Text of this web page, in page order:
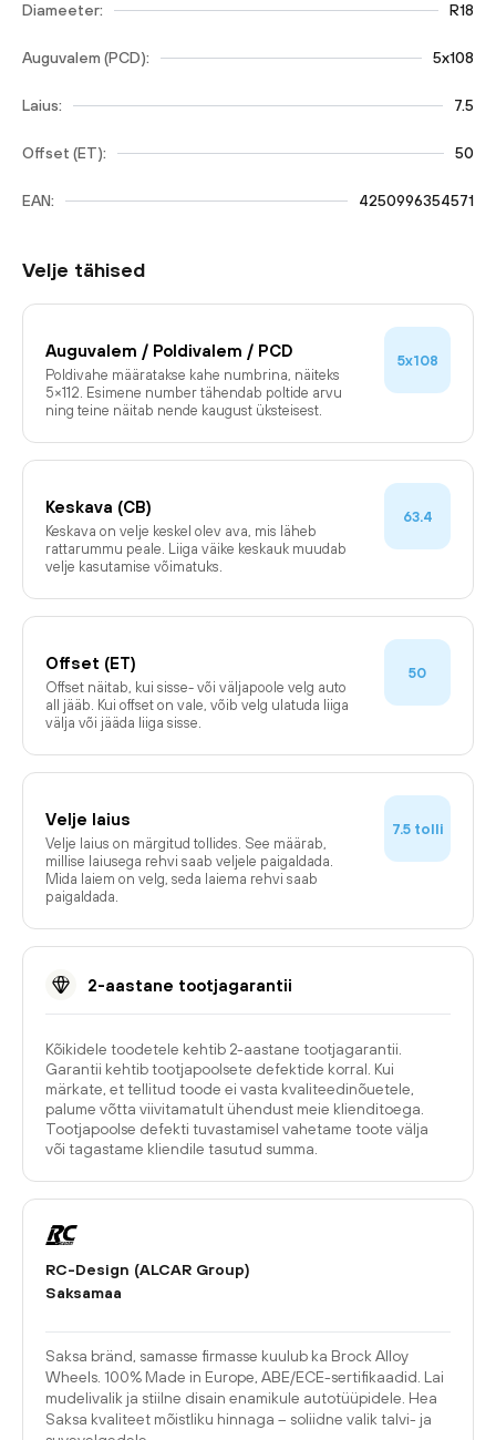
Diameeter: R18
Auguvalem (PCD): 5x108
Laius: 7.5
Offset (ET): 50
EAN: 4250996354571
Velje tähised
Auguvalem / Poldivalem / PCD
Poldivahe määratakse kahe numbrina, näiteks
5×112. Esimene number tähendab poltide arvu
ning teine näitab nende kaugust üksteisest.
5x108
Keskava (CB)
Keskava on velje keskel olev ava, mis läheb
rattarummu peale. Liiga väike keskauk muudab
velje kasutamise võimatuks.
63.4
Offset (ET)
Offset näitab, kui sisse- või väljapoole velg auto
all jääb. Kui offset on vale, võib velg ulatuda liiga
välja või jääda liiga sisse.
50
Velje laius
Velje laius on märgitud tollides. See määrab,
millise laiusega rehvi saab veljele paigaldada.
Mida laiem on velg, seda laiema rehvi saab
paigaldada.
7.5 tolli
2-aastane tootjagarantii
Kõikidele toodetele kehtib 2-aastane tootjagarantii.
Garantii kehtib tootjapoolsete defektide korral. Kui
märkate, et tellitud toode ei vasta kvaliteedinõuetele,
palume võtta viivitamatult ühendust meie klienditoega.
Tootjapoolse defekti tuvastamisel vahetame toote välja
või tagastame kliendile tasutud summa.
RC-Design (ALCAR Group)
Saksamaa
Saksa bränd, samasse firmasse kuulub ka Brock Alloy
Wheels. 100% Made in Europe, ABE/ECE-sertifikaadid. Lai
mudelivalik ja stiilne disain enamikule autotüüpidele. Hea
Saksa kvaliteet mõistliku hinnaga – soliidne valik talvi- ja